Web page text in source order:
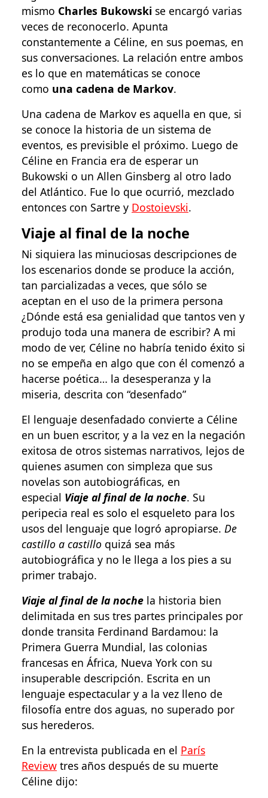
mismo Charles Bukowski se encargó varias
veces de reconocerlo. Apunta
constantemente a Céline, en sus poemas, en
sus conversaciones. La relación entre ambos
es lo que en matemáticas se conoce
como una cadena de Markov.
Una cadena de Markov es aquella en que, si
se conoce la historia de un sistema de
eventos, es previsible el próximo. Luego de
Céline en Francia era de esperar un
Bukowski o un Allen Ginsberg al otro lado
del Atlántico. Fue lo que ocurrió, mezclado
entonces con Sartre y Dostoievski.
Viaje al final de la noche
Ni siquiera las minuciosas descripciones de
los escenarios donde se produce la acción,
tan parcializadas a veces, que sólo se
aceptan en el uso de la primera persona
¿Dónde está esa genialidad que tantos ven y
produjo toda una manera de escribir? A mi
modo de ver, Céline no habría tenido éxito si
no se empeña en algo que con él comenzó a
hacerse poética… la desesperanza y la
miseria, descrita con “desenfado”
El lenguaje desenfadado convierte a Céline
en un buen escritor, y a la vez en la negación
exitosa de otros sistemas narrativos, lejos de
quienes asumen con simpleza que sus
novelas son autobiográficas, en
especial Viaje al final de la noche. Su
peripecia real es solo el esqueleto para los
usos del lenguaje que logró apropiarse. De
castillo a castillo quizá sea más
autobiográfica y no le llega a los pies a su
primer trabajo.
Viaje al final de la noche la historia bien
delimitada en sus tres partes principales por
donde transita Ferdinand Bardamou: la
Primera Guerra Mundial, las colonias
francesas en África, Nueva York con su
insuperable descripción. Escrita en un
lenguaje espectacular y a la vez lleno de
filosofía entre dos aguas, no superado por
sus herederos.
En la entrevista publicada en el París
Review tres años después de su muerte
Céline dijo: